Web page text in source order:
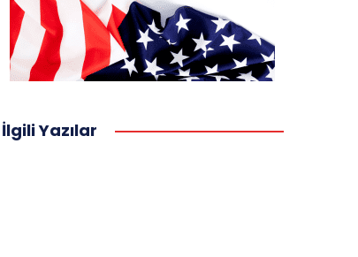
İlgili Yazılar